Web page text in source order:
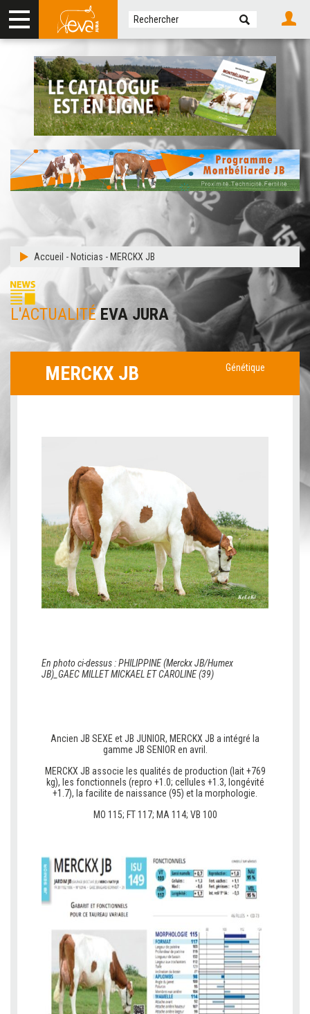
Accueil - Noticias - MERCKX JB
L'ACTUALITÉEVA JURA
MERCKX JB Génétique
En photo ci-dessus : PHILIPPINE (Merckx JB/Humex
JB)_GAEC MILLET MICKAEL ET CAROLINE (39)
Ancien JB SEXE et JB JUNIOR, MERCKX JB a intégré la
gamme JB SENIOR en avril.
MERCKX JB associe les qualités de production (lait +769
kg), les fonctionnels (repro +1.0; cellules +1.3, longévité
+1.7), la facilite de naissance (95) et la morphologie.
MO 115; FT 117; MA 114; VB 100